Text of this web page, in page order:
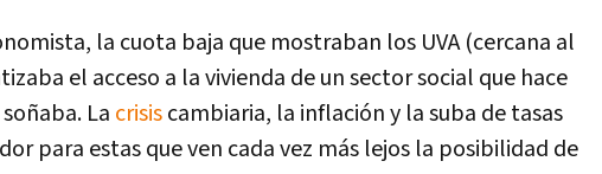
la cuota baja que mostraban los UVA (cercana al
el acceso a la vivienda de un sector social que hace
La crisiscambiaria, la inflación y la suba de tasas
para estas que ven cada vez más lejos la posibilidad de